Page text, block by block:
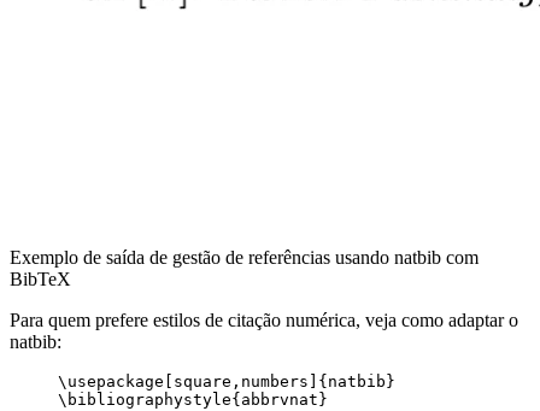
Exemplo de saída de gestão de referências usando natbib com
BibTeX
Para quem prefere estilos de citação numérica, veja como adaptar o
natbib:
\usepackage square,numbers ]{ natbib }
\bibliographystyle{abbrvnat}